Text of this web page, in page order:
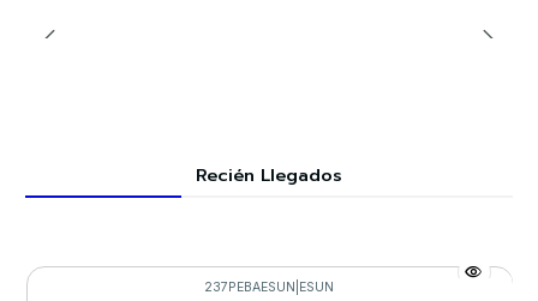
Recién Llegados
237PEBAESUN ESUN